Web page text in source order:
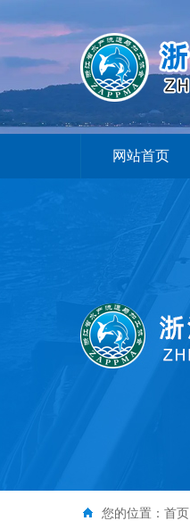
网站首页
您的位置： 首页